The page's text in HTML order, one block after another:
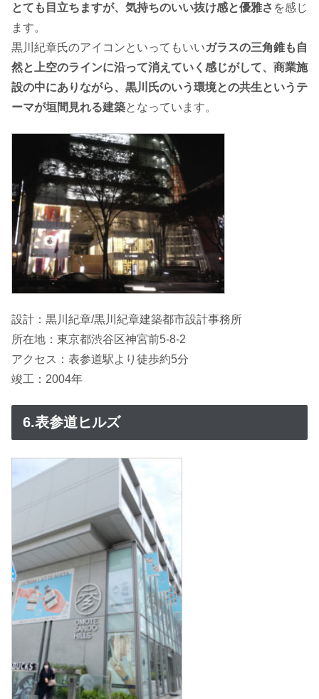
とても目立ちますが、気持ちのいい抜け感と優雅さ を感じ
ます。
黒川紀章氏のアイコンといってもいいガラスの三角錐も自
然と上空のラインに沿って消えていく感じがして、商業施
設の中にありながら、黒川氏のいう環境との共生というテ
ーマが垣間見れる建築となっています。
設計：黒川紀章/黒川紀章建築都市設計事務所
所在地：東京都渋谷区神宮前5-8-2
アクセス：表参道駅より徒歩約5分
竣工：2004年
6.表参道ヒルズ